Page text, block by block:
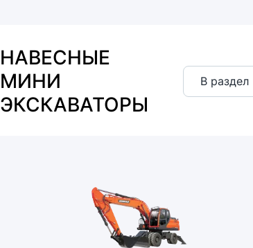
НАВЕСНЫЕ
МИНИ
ЭКСКАВАТОРЫ
В раздел